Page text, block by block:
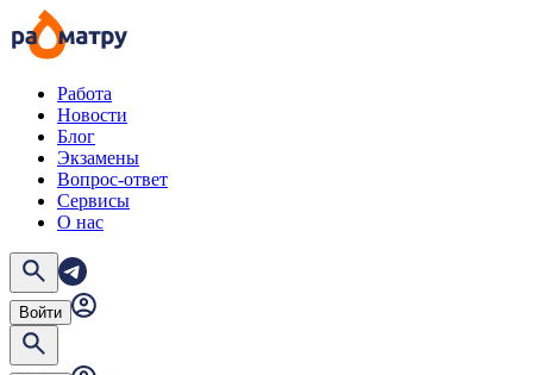
Работа
Новости
Блог
Экзамены
Вопрос-ответ
Сервисы
О нас
Войти